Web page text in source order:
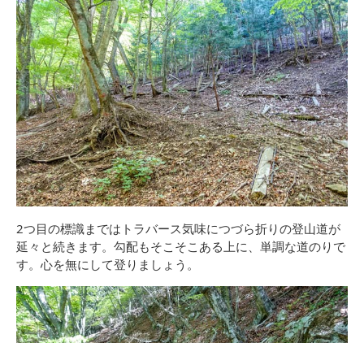
2つ目の標識まではトラバース気味につづら折りの登山道が
延々と続きます。勾配もそこそこある上に、単調な道のりで
す。心を無にして登りましょう。